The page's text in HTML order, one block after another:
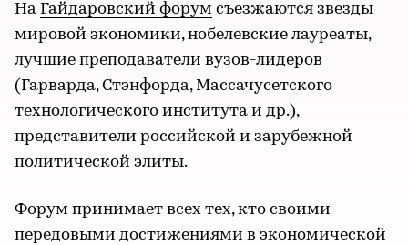
На Гайдаровский форум съезжаются звезды
мировой экономики, нобелевские лауреаты,
лучшие преподаватели вузов-лидеров
(Гарварда, Стэнфорда, Массачусетского
технологического института и др.),
представители российской и зарубежной
политической элиты.
Форум принимает всех тех, кто своими
передовыми достижениями в экономической